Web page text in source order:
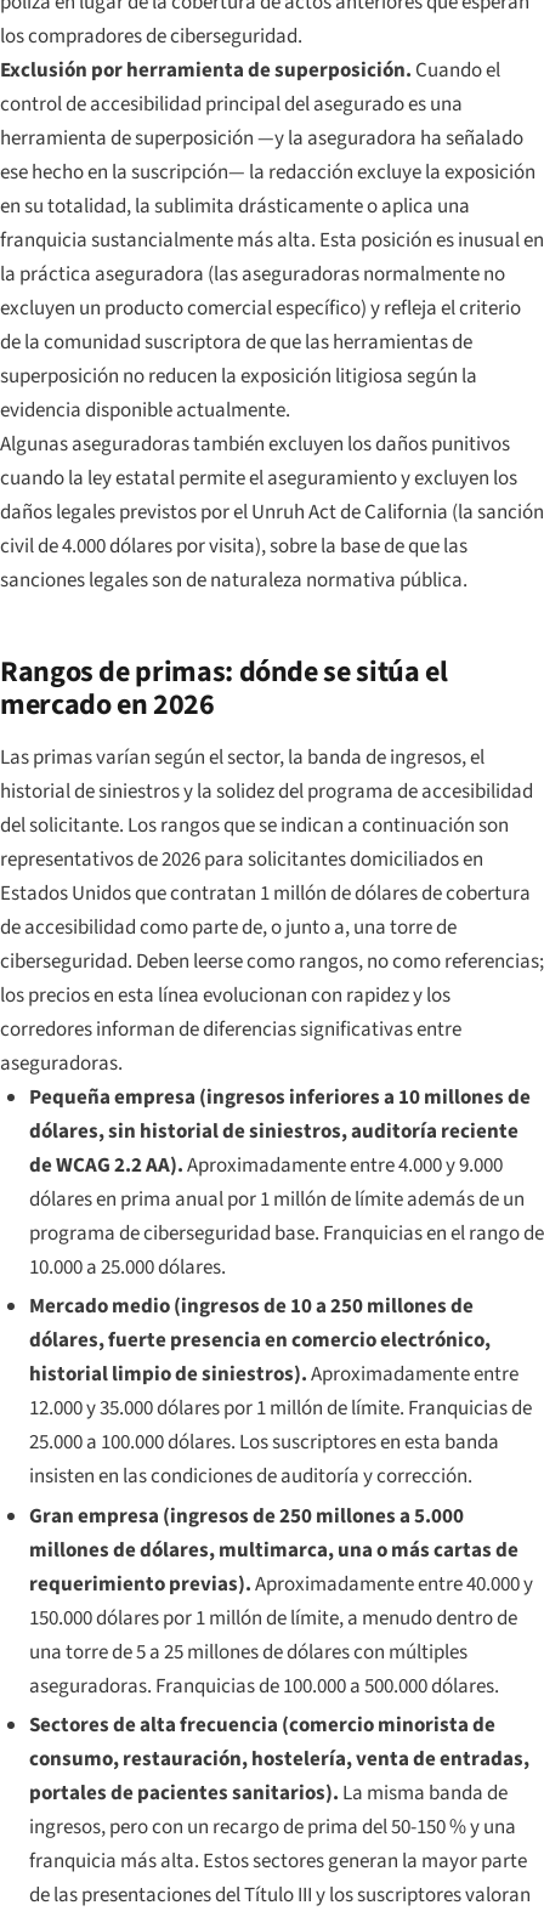
los compradores de ciberseguridad.
Exclusión por herramienta de superposición. Cuando el
control de accesibilidad principal del asegurado es una
herramienta de superposición —y la aseguradora ha señalado
ese hecho en la suscripción— la redacción excluye la exposición
en su totalidad, la sublimita drásticamente o aplica una
franquicia sustancialmente más alta. Esta posición es inusual en
la práctica aseguradora (las aseguradoras normalmente no
excluyen un producto comercial específico) y refleja el criterio
de la comunidad suscriptora de que las herramientas de
superposición no reducen la exposición litigiosa según la
evidencia disponible actualmente.
Algunas aseguradoras también excluyen los daños punitivos
cuando la ley estatal permite el aseguramiento y excluyen los
daños legales previstos por el Unruh Act de California (la sanción
civil de 4.000 dólares por visita), sobre la base de que las
sanciones legales son de naturaleza normativa pública.
Rangos de primas: dónde se sitúa el
mercado en 2026
Las primas varían según el sector, la banda de ingresos, el
historial de siniestros y la solidez del programa de accesibilidad
del solicitante. Los rangos que se indican a continuación son
representativos de 2026 para solicitantes domiciliados en
Estados Unidos que contratan 1 millón de dólares de cobertura
de accesibilidad como parte de, o junto a, una torre de
ciberseguridad. Deben leerse como rangos, no como referencias;
los precios en esta línea evolucionan con rapidez y los
corredores informan de diferencias significativas entre
aseguradoras.
Pequeña empresa (ingresos inferiores a 10 millones de
dólares, sin historial de siniestros, auditoría reciente
de WCAG 2.2 AA).Aproximadamente entre 4.000 y 9.000
dólares en prima anual por 1 millón de límite además de un
programa de ciberseguridad base. Franquicias en el rango de
10.000 a 25.000 dólares.
Mercado medio (ingresos de 10 a 250 millones de
dólares, fuerte presencia en comercio electrónico,
historial limpio de siniestros).Aproximadamente entre
12.000 y 35.000 dólares por 1 millón de límite. Franquicias de
25.000 a 100.000 dólares. Los suscriptores en esta banda
insisten en las condiciones de auditoría y corrección.
Gran empresa (ingresos de 250 millones a 5.000
millones de dólares, multimarca, una o más cartas de
requerimiento previas).Aproximadamente entre 40.000 y
150.000 dólares por 1 millón de límite, a menudo dentro de
una torre de 5 a 25 millones de dólares con múltiples
aseguradoras. Franquicias de 100.000 a 500.000 dólares.
Sectores de alta frecuencia (comercio minorista de
consumo, restauración, hostelería, venta de entradas,
portales de pacientes sanitarios). La misma banda de
ingresos, pero con un recargo de prima del 50-150 % y una
franquicia más alta. Estos sectores generan la mayor parte
de las presentaciones del Título III y los suscriptores valoran